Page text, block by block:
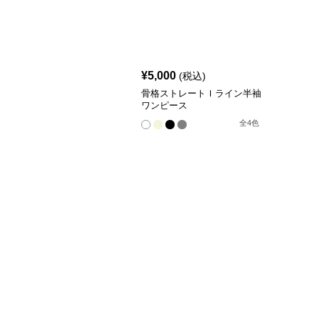
¥5,000 (税込)
骨格ストレートＩライン半袖
ワンピース
全4色